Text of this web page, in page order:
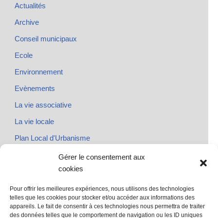
Gérer le consentement aux
cookies
Pour offrir les meilleures expériences, nous utilisons des technologies
telles que les cookies pour stocker et/ou accéder aux informations des
appareils. Le fait de consentir à ces technologies nous permettra de traiter
des données telles que le comportement de navigation ou les ID uniques
Actualités
Archive
Conseil municipaux
Ecole
Environnement
Evènements
La vie associative
La vie locale
Plan Local d'Urbanisme